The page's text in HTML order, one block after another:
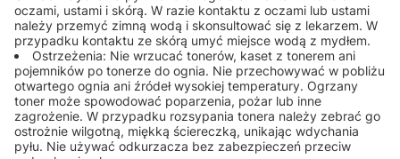
oczami, ustami i skórą. W razie kontaktu z oczami lub ustami
należy przemyć zimną wodą i skonsultować się z lekarzem. W
przypadku kontaktu ze skórą umyć miejsce wodą z mydłem.
Ostrzeżenia: Nie wrzucać tonerów, kaset z tonerem ani
pojemników po tonerze do ognia. Nie przechowywać w pobliżu
otwartego ognia ani źródeł wysokiej temperatury. Ogrzany
toner może spowodować poparzenia, pożar lub inne
zagrożenie. W przypadku rozsypania tonera należy zebrać go
ostrożnie wilgotną, miękką ściereczką, unikając wdychania
pyłu. Nie używać odkurzacza bez zabezpieczeń przeciw